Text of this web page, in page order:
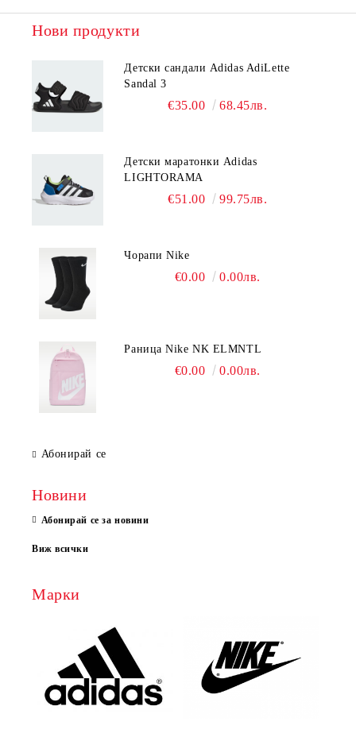
Нови продукти
Детски сандали Adidas AdiLette
Sandal 3
€35.00 68.45лв.
Детски маратонки Adidas
LIGHTORAMA
€51.00 99.75лв.
Чорапи Nike
€0.00 0.00лв.
Раница Nike NK ELMNTL
€0.00 0.00лв.
Абонирай се
Новини
Абонирай се за новини
Виж всички
Марки